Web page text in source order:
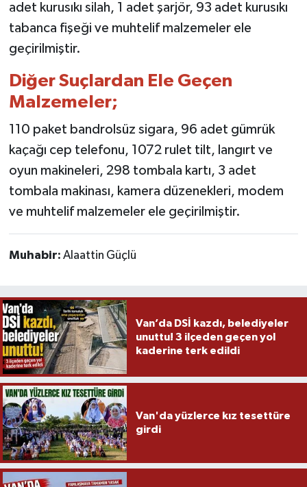
adet kurusıkı silah, 1 adet şarjör, 93 adet kurusıkı
tabanca fişeği ve muhtelif malzemeler ele
geçirilmiştir.
Diğer Suçlardan Ele Geçen
Malzemeler;
110 paket bandrolsüz sigara, 96 adet gümrük
kaçağı cep telefonu, 1072 rulet tilt, langırt ve
oyun makineleri, 298 tombala kartı, 3 adet
tombala makinası, kamera düzenekleri, modem
ve muhtelif malzemeler ele geçirilmiştir.
Muhabir: Alaattin Güçlü
Van’da DSİ kazdı, belediyeler
unuttu! 3 ilçeden geçen yol
kaderine terk edildi
Van'da yüzlerce kız tesettüre
girdi